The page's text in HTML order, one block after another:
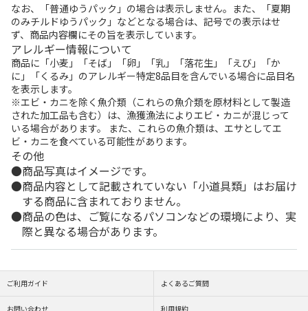
なお、「普通ゆうパック」の場合は表示しません。また、「夏期
のみチルドゆうパック」などとなる場合は、記号での表示はせ
ず、商品内容欄にその旨を表示しています。
アレルギー情報について
商品に「小麦」「そば」「卵」「乳」「落花生」「えび」「か
に」「くるみ」のアレルギー特定8品目を含んでいる場合に品目名
を表示します。
※エビ・カニを除く魚介類（これらの魚介類を原材料として製造
された加工品も含む）は、漁獲漁法によりエビ・カニが混じって
いる場合があります。 また、これらの魚介類は、エサとしてエ
ビ・カニを食べている可能性があります。
その他
商品写真はイメージです。
商品内容として記載されていない「小道具類」はお届け
する商品に含まれておりません。
商品の色は、ご覧になるパソコンなどの環境により、実
際と異なる場合があります。
ご利用ガイド よくあるご質問
お問い合わせ 利用規約